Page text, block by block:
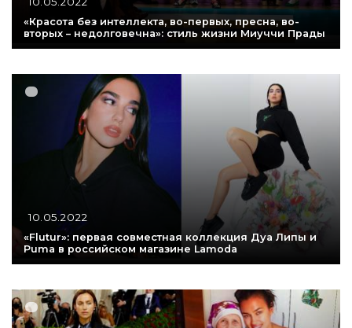
«Красота без интеллекта, во-первых, пресна, во-
вторых – недолговечна»: стиль жизни Миуччи Прады
10.05.2022
«Flutur»: первая совместная коллекция Дуа Липы и
Puma в российском магазине Lamoda